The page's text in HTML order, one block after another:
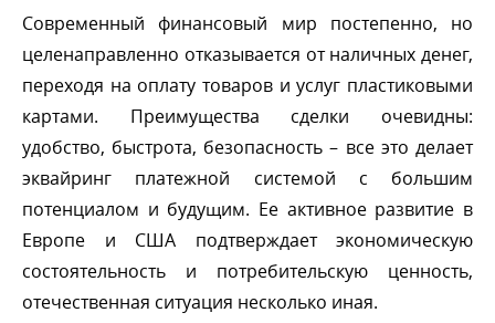
Современный финансовый мир постепенно, но
целенаправленно отказывается от наличных денег,
переходя на оплату товаров и услуг пластиковыми
картами. Преимущества сделки очевидны:
удобство, быстрота, безопасность – все это делает
эквайринг платежной системой с большим
потенциалом и будущим. Ее активное развитие
Европе и США подтверждает экономическую
состоятельность и потребительскую ценность,
отечественная ситуация несколько иная.